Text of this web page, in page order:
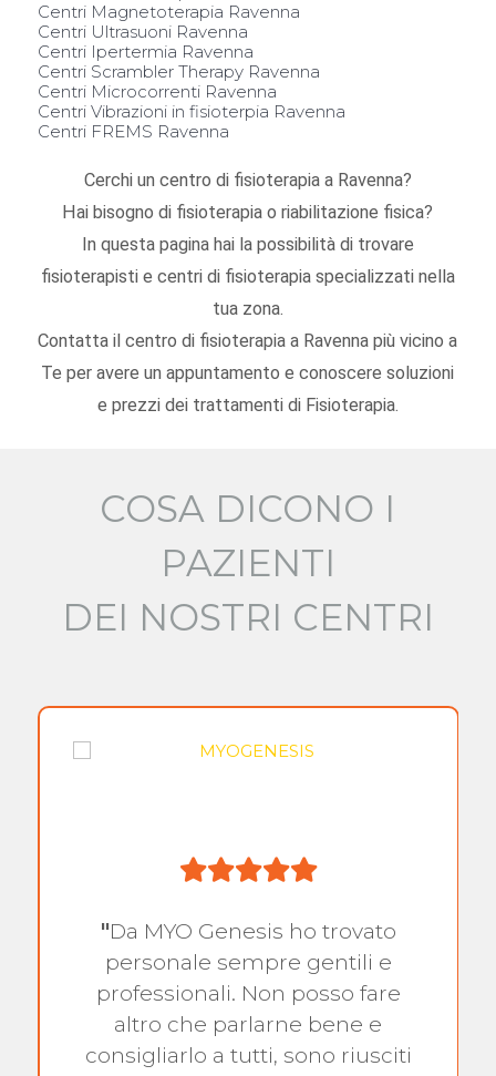
Centri Magnetoterapia Ravenna
Centri Ultrasuoni Ravenna
Centri Ipertermia Ravenna
Centri Scrambler Therapy Ravenna
Centri Microcorrenti Ravenna
Centri Vibrazioni in fisioterpia Ravenna
Centri FREMS Ravenna
Cerchi un centro di fisioterapia a Ravenna?
Hai bisogno di fisioterapia o riabilitazione fisica?
In questa pagina hai la possibilità di trovare
fisioterapisti e centri di fisioterapia specializzati nella
tua zona.
Contatta il centro di fisioterapia a Ravenna più vicino a
Te per avere un appuntamento e conoscere soluzioni
e prezzi dei trattamenti di Fisioterapia.
COSA DICONO I
PAZIENTI
DEI NOSTRI CENTRI
"Da MYO Genesis ho trovato
personale sempre gentili e
professionali. Non posso fare
altro che parlarne bene e
consigliarlo a tutti, sono riusciti